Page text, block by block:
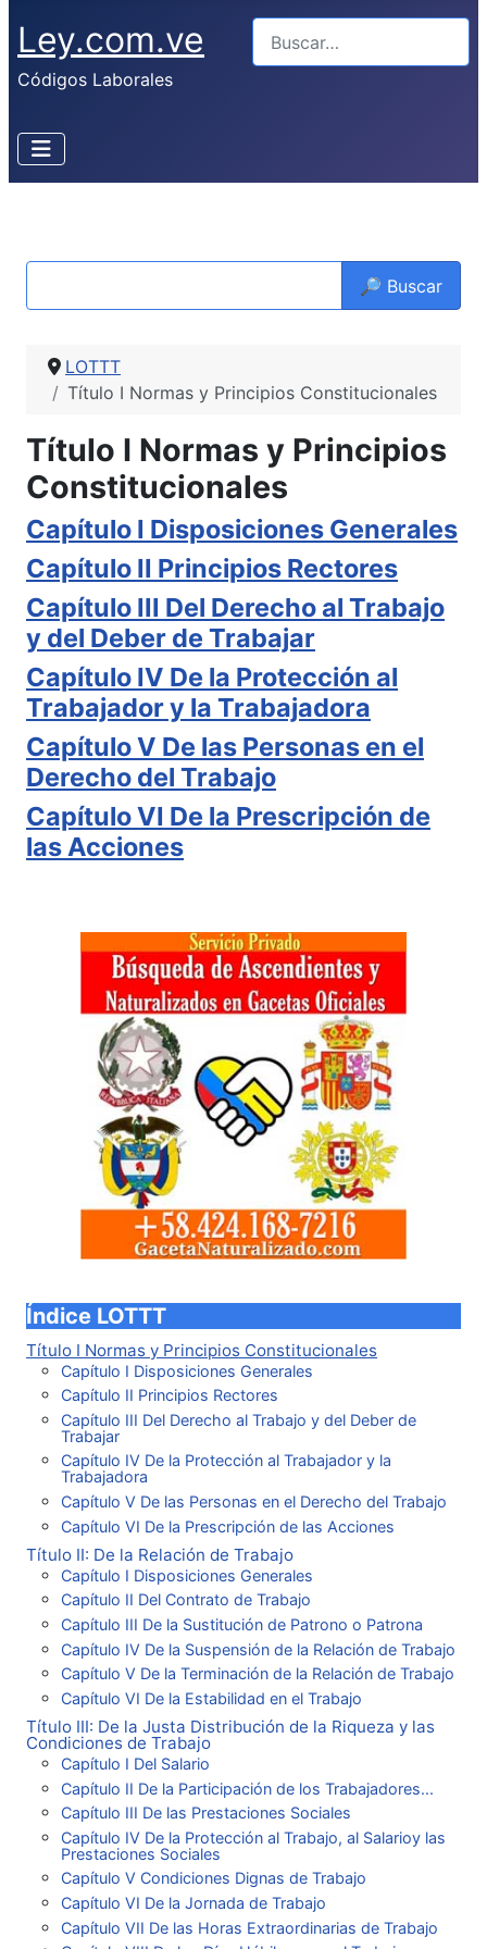
Ley.com.ve
Códigos Laborales
🔎 Buscar
LOTTT
Título I Normas y Principios Constitucionales
Título I Normas y Principios
Constitucionales
Capítulo I Disposiciones Generales
Capítulo II Principios Rectores
Capítulo III Del Derecho al Trabajo
y del Deber de Trabajar
Capítulo IV De la Protección al
Trabajador y la Trabajadora
Capítulo V De las Personas en el
Derecho del Trabajo
Capítulo VI De la Prescripción de
las Acciones
Índice LOTTT
Título I Normas y Principios Constitucionales
Capítulo I Disposiciones Generales
Capítulo II Principios Rectores
Capítulo III Del Derecho al Trabajo y del Deber de
Trabajar
Capítulo IV De la Protección al Trabajador y la
Trabajadora
Capítulo V De las Personas en el Derecho del Trabajo
Capítulo VI De la Prescripción de las Acciones
Título II: De la Relación de Trabajo
Capítulo I Disposiciones Generales
Capítulo II Del Contrato de Trabajo
Capítulo III De la Sustitución de Patrono o Patrona
Capítulo IV De la Suspensión de la Relación de Trabajo
Capítulo V De la Terminación de la Relación de Trabajo
Capítulo VI De la Estabilidad en el Trabajo
Título III: De la Justa Distribución de la Riqueza y las
Condiciones de Trabajo
Capítulo I Del Salario
Capítulo II De la Participación de los Trabajadores...
Capítulo III De las Prestaciones Sociales
Capítulo IV De la Protección al Trabajo, al Salarioy las
Prestaciones Sociales
Capítulo V Condiciones Dignas de Trabajo
Capítulo VI De la Jornada de Trabajo
Capítulo VII De las Horas Extraordinarias de Trabajo